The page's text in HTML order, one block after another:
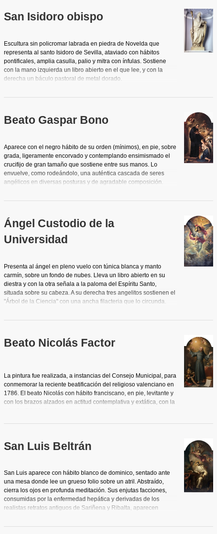
San Isidoro obispo
Escultura sin policromar labrada en piedra de Novelda que
representa al santo Isidoro de Sevilla, ataviado con hábitos
pontificales, amplia casulla, palio y mitra con ínfulas. Sostiene
con la mano izquierda un libro abierto en el que lee, y con la
derecha un báculo pastoral de metal dorado.
Beato Gaspar Bono
Aparece con el negro hábito de su orden (mínimos), en pie, sobre
grada, ligeramente encorvado y contemplando ensimismado el
crucifijo de gran tamaño que sostiene entre sus manos. Lo
envuelve, como rodeándolo, una auténtica cascada de seres
angélicos en diversas posturas y de agradable composición.
femenina y galante de los cuadritos de género que forjaron la
que casi contemporáneamente realizara para la catedral en el
cuadro "San Francisco de Asís consolado por el Ángel" (1783).
Contrastando con la ascética figura del beato y su rostro enjuto y
cerúleo, la delicada morbidez de este joven, que inclina su
beato, una gruesa columna de mármol símbolo de firmeza. A sus
pies, la vara de azucenas, con la calavera y un libro, hacen
referencia a su vida religiosa. Predominio de la diagonal que se
acentúa por la posición y dirección del beato y la del ángel.
Ángel Custodio de la
Universidad
Presenta al ángel en pleno vuelo con túnica blanca y manto
carmín, sobre un fondo de nubes. Lleva un libro abierto en su
diestra y con la otra señala a la paloma del Espíritu Santo,
situada sobre su cabeza. A su derecha tres angelitos sostienen el
"Árbol de la Ciencia" con una ancha filacteria que lo circunda.
Beato Nicolás Factor
La pintura fue realizada, a instancias del Consejo Municipal, para
conmemorar la reciente beatificación del religioso valenciano en
1786. El beato Nicolás con hábito franciscano, en pie, levitante y
con los brazos alzados en actitud contemplativa y extática, con la
sobre un pergamino en forma de cartela como dispuesta para
libros, calavera y reloj de arena, de clara intención alegórica.
El rostro del retratado alcanza cierta intensidad y carácter a pesar
de la blandura excesiva de la pincelada y está inspirado en
retratos más antiguos realizados del natural, a los que ha
conseguido insuflar aliento.
San Luis Beltrán
San Luis aparece con hábito blanco de dominico, sentado ante
una mesa donde lee un grueso folio sobre un atril. Abstraído,
cierra los ojos en profunda meditación. Sus enjutas facciones,
consumidas por la enfermedad hepática y derivadas de los
realistas retratos antiguos de Sariñena y Ribalta, aparecen
cabeza inclinada. En la parte izquierda juguetean algunos